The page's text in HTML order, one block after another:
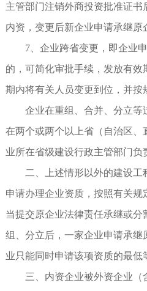
主管部门注销外商投资批准证
内资，变更后新企业申请承继原
7、企业跨省变更，即企业申
的，可简化审批手续，发放有效
期内将有关人员变更到位，并按
企业在重组、合并、分立等
在两个或两个以上省（自治区、
业所在省级建设行政主管部门负
二、上述情形以外的建设工
申请办理企业资质，按照有关
当提交原企业法律责任承继或分
组、分立后，一家企业申请承继
业只能同时申请该项资质的最低
三、内资企业被外资企业（